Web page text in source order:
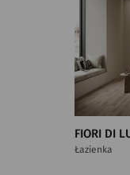
FIORI DI
Łazienka